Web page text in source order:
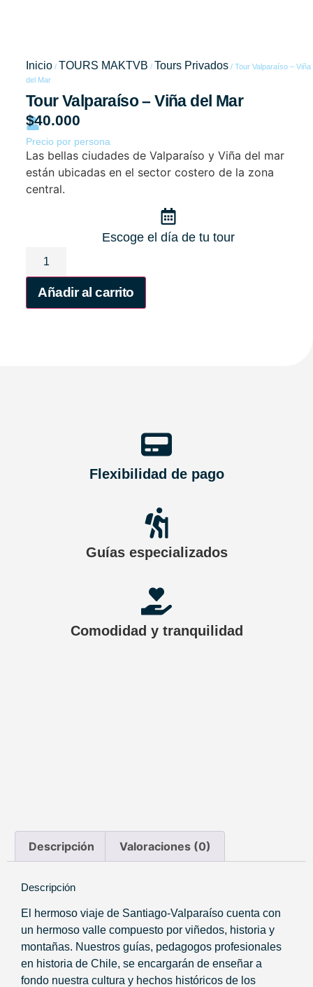
Valparaíso
– Viña del
Mar
Inicio / TOURS MAKTVB / Tours Privados / Tour Valparaíso – Viña
del Mar
Tour Valparaíso – Viña del Mar
$40.000
Precio por persona
Las bellas ciudades de Valparaíso y Viña del mar
están ubicadas en el sector costero de la zona
central.
Escoge el día de tu tour
Añadir al carrito
Flexibilidad de pago
Guías especializados
Comodidad y tranquilidad
Descripción Valoraciones (0)
Descripción
El hermoso viaje de Santiago-Valparaíso cuenta con
un hermoso valle compuesto por viñedos, historia y
montañas. Nuestros guías, pedagogos profesionales
en historia de Chile, se encargarán de enseñar a
fondo nuestra cultura y hechos históricos de los